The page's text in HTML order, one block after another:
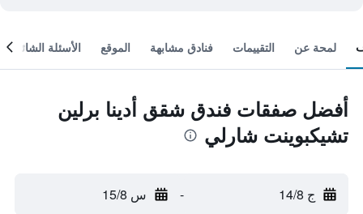
لمحة عن التقييمات فنادق مشابهة الموقع الأسئلة الشائعة
أفضل صفقات فندق شقق أدينا برلين
تشيكبوينت شارلي
ج 14/8 - س 15/8